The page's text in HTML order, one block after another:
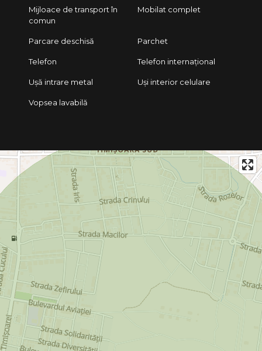
Mijloace de transport în
comun
Mobilat complet
Parcare deschisă Parchet
Telefon Telefon internațional
Ușă intrare metal Uși interior celulare
Vopsea lavabilă